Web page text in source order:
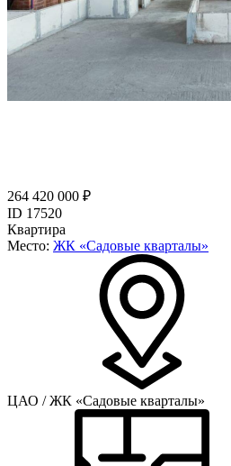
264 420 000 ₽
ID 17520
Квартира
Место: ЖК «Садовые кварталы»
ЦАО / ЖК «Садовые кварталы»